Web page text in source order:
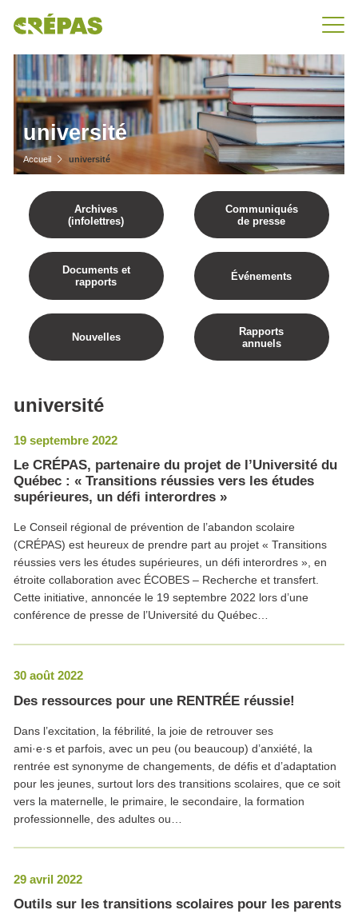
université
Accueil université
Archives
(infolettres)
Communiqués
de presse
Documents et
rapports
Événements
Nouvelles
Rapports
annuels
université
19 septembre 2022
Le CRÉPAS, partenaire du projet de l’Université du
Québec : « Transitions réussies vers les études
supérieures, un défi interordres »
Le Conseil régional de prévention de l’abandon scolaire
(CRÉPAS) est heureux de prendre part au projet « Transitions
réussies vers les études supérieures, un défi interordres », en
étroite collaboration avec ÉCOBES – Recherche et transfert.
Cette initiative, annoncée le 19 septembre 2022 lors d’une
conférence de presse de l’Université du Québec…
30 août 2022
Des ressources pour une RENTRÉE réussie!
Dans l’excitation, la fébrilité, la joie de retrouver ses
ami·e·s et parfois, avec un peu (ou beaucoup) d’anxiété, la
rentrée est synonyme de changements, de défis et d’adaptation
pour les jeunes, surtout lors des transitions scolaires, que ce soit
vers la maternelle, le primaire, le secondaire, la formation
professionnelle, des adultes ou…
29 avril 2022
Outils sur les transitions scolaires pour les parents